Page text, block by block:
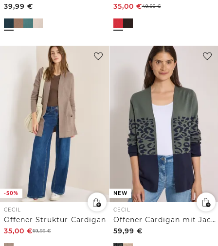
39,99 €
35,00 €49,99€
-50%
CECIL
Offener Struktur-Cardigan
35,00 €69,99€
NEW
CECIL
Offener Cardigan mit Jacquard-Muster
59,99 €